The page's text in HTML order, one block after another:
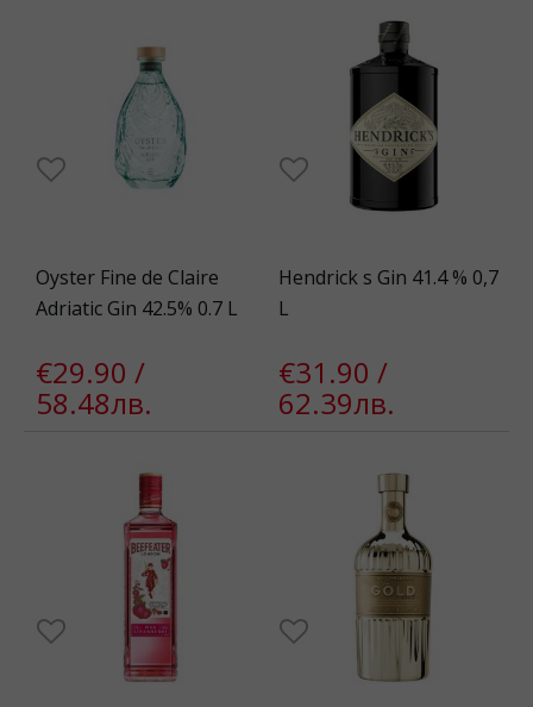
Oyster Fine de Claire
Adriatic Gin 42.5% 0.7 L
€29.90 /
58.48лв.
Hendrick s Gin 41.4 % 0,7
L
€31.90 /
62.39лв.